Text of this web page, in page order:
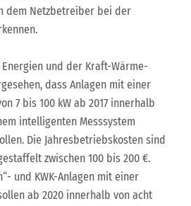
dem Netzbetreiber bei der
und der Kraft-Wärme-
dass Anlagen mit einer
7 bis 100 kW ab 2017 innerhalb
intelligenten Messsystem
Die Jahresbetriebskosten sind
zwischen 100 bis 200 €.
und KWK-Anlagen mit einer
ab 2020 innerhalb von acht